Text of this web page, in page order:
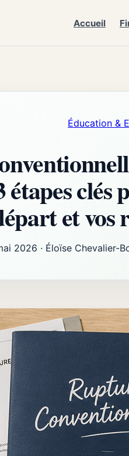
Accueil
Éducation &
clés
et vos
2026 · Éloïse Chevalier-